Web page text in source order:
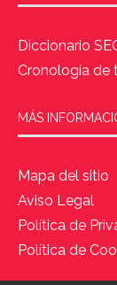
Diccionario
Cronología de
MÁS
Mapa del sitio
Aviso Legal
Política de
Política de